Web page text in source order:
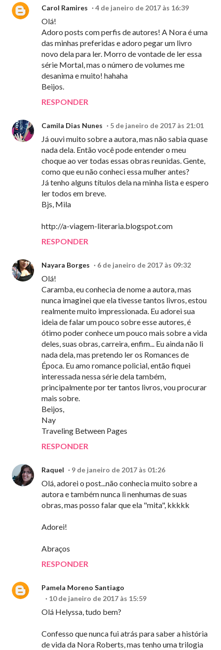
Carol Ramires 4 de janeiro de 2017 às 16:39
Olá!
Adoro posts com perfis de autores! A Nora é uma
das minhas preferidas e adoro pegar um livro
novo dela para ler. Morro de vontade de ler essa
série Mortal, mas o número de volumes me
desanima e muito! hahaha
Beijos.
RESPONDER
Camila Dias Nunes 5 de janeiro de 2017 às 21:01
Já ouvi muito sobre a autora, mas não sabia quase
nada dela. Então você pode entender o meu
choque ao ver todas essas obras reunidas. Gente,
como que eu não conheci essa mulher antes?
Já tenho alguns títulos dela na minha lista e espero
ler todos em breve.
Bjs, Mila
http://a-viagem-literaria.blogspot.com
RESPONDER
Nayara Borges 6 de janeiro de 2017 às 09:32
Olá!
Caramba, eu conhecia de nome a autora, mas
nunca imaginei que ela tivesse tantos livros, estou
realmente muito impressionada. Eu adorei sua
ideia de falar um pouco sobre esse autores, é
ótimo poder conhece um pouco mais sobre a vida
deles, suas obras, carreira, enfim... Eu ainda não li
nada dela, mas pretendo ler os Romances de
Época. Eu amo romance policial, então fiquei
interessada nessa série dela também,
principalmente por ter tantos livros, vou procurar
mais sobre.
Beijos,
Nay
Traveling Between Pages
RESPONDER
Raquel 9 de janeiro de 2017 às 01:26
Olá, adorei o post...não conhecia muito sobre a
autora e também nunca li nenhumas de suas
obras, mas posso falar que ela "mita", kkkkk
Adorei!
Abraços
RESPONDER
Pamela Moreno Santiago
10 de janeiro de 2017 às 15:59
Olá Helyssa, tudo bem?
Confesso que nunca fui atrás para saber a história
de vida da Nora Roberts, mas tenho uma trilogia